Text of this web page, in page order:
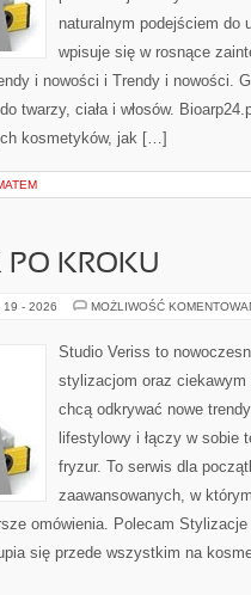
naturalnym podejściem do
wpisuje się w rosnące
i nowości i Trendy i nowości.
twarzy, ciała i włosów.
kosmetyków, jak […]
PO KROKU
19 - 2026 MOŻLIWOŚĆ
Studio Veriss to
stylizacjom oraz ciekawym
chcą odkrywać nowe
lifestylowy i łączy w
fryzur. To serwis dla
zaawansowanych, w
omówienia. Polecam
się przede wszystkim na